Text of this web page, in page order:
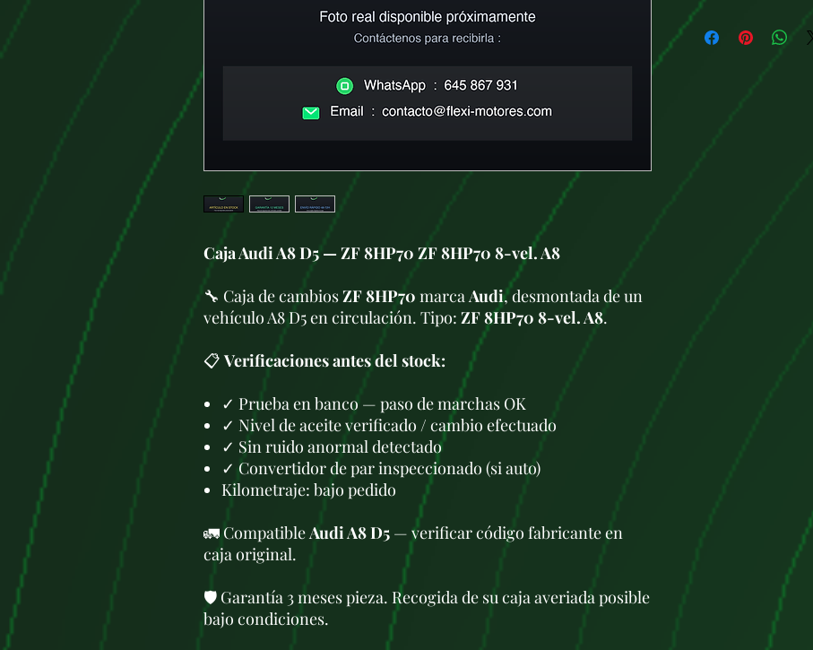
Caja Audi A8 D5 — ZF 8HP70 ZF 8HP70 8-vel. A8
🔧 Caja de cambiosZF 8HP70 marcaAudi, desmontada de un
vehículo A8 D5 en circulación. Tipo: ZF 8HP70 8-vel. A8.
📋 Verificaciones antes del stock:
✓ Prueba en banco — paso de marchas OK
✓ Nivel de aceite verificado / cambio efectuado
✓ Sin ruido anormal detectado
✓ Convertidor de par inspeccionado (si auto)
Kilometraje: bajo pedido
🚛 CompatibleAudi A8 D5 — verificar código fabricante en
caja original.
🛡️ Garantía 3 meses pieza. Recogida de su caja averiada posible
bajo condiciones.